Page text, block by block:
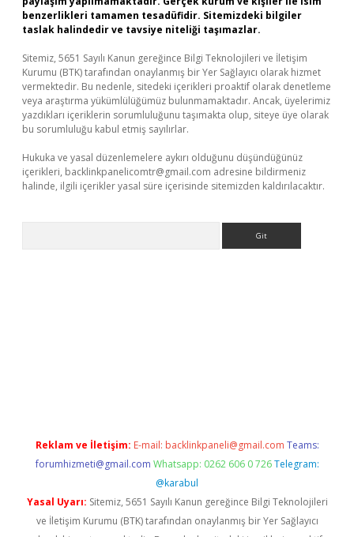
benzerlikleri tamamen tesadüfidir. Sitemizdeki bilgiler
taslak halindedir ve tavsiye niteliği taşımazlar.
Sitemiz, 5651 Sayılı Kanun gereğince Bilgi Teknolojileri ve İletişim
Kurumu (BTK) tarafından onaylanmış bir Yer Sağlayıcı olarak hizmet
vermektedir. Bu nedenle, sitedeki içerikleri proaktif olarak denetleme
veya araştırma yükümlülüğümüz bulunmamaktadır. Ancak, üyelerimiz
yazdıkları içeriklerin sorumluluğunu taşımakta olup, siteye üye olarak
bu sorumluluğu kabul etmiş sayılırlar.
Hukuka ve yasal düzenlemelere aykırı olduğunu düşündüğünüz
içerikleri, backlinkpanelicomtr@gmail.com adresine bildirmeniz
halinde, ilgili içerikler yasal süre içerisinde sitemizden kaldırılacaktır.
Reklam ve İletişim: E-mail: backlinkpaneli@gmail.com Teams:
forumhizmeti@gmail.com Whatsapp: 0262 606 0 726 Telegram:
@karabul
Yasal Uyarı: Sitemiz, 5651 Sayılı Kanun gereğince Bilgi Teknolojileri
ve İletişim Kurumu (BTK) tarafından onaylanmış bir Yer Sağlayıcı